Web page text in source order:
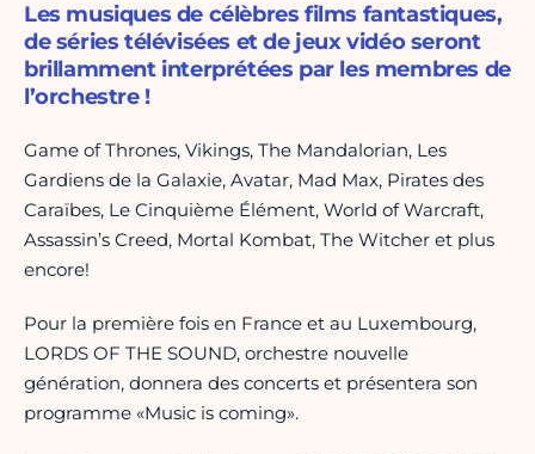
Les musiques de célèbres films fantastiques,
de séries télévisées et de jeux vidéo seront
brillamment interprétées par les membres de
l’orchestre !
Game of Thrones, Vikings, The Mandalorian, Les
Gardiens de la Galaxie, Avatar, Mad Max, Pirates des
Caraïbes, Le Cinquième Élément, World of Warcraft,
Assassin’s Creed, Mortal Kombat, The Witcher et plus
encore!
Pour la première fois en France et au Luxembourg,
LORDS OF THE SOUND, orchestre nouvelle
génération, donnera des concerts et présentera son
programme «Music is coming».